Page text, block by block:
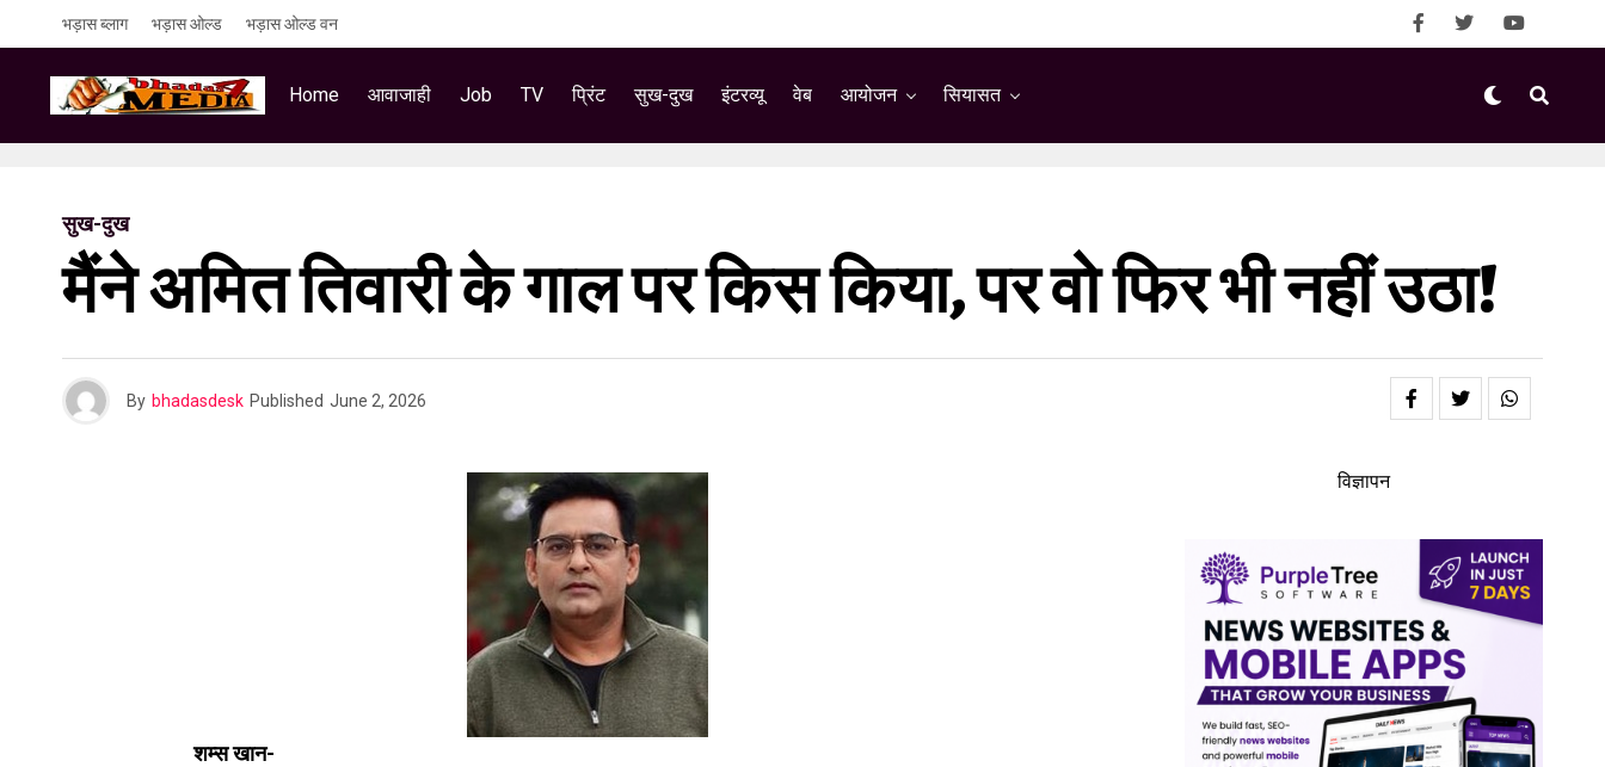
भड़ास ब्लाग भड़ास ओल्ड भड़ास ओल्ड वन
Home आवाजाही Job TV प्रिंट सुख-दुख इंटरव्यू वेब आयोजन सियासत
सुख-दुख
मैंने अमित तिवारी के गाल पर किस किया, पर वो फिर भी नहीं उठा!
By bhadasdesk Published June 2, 2026
शम्स खान-
विज्ञापन